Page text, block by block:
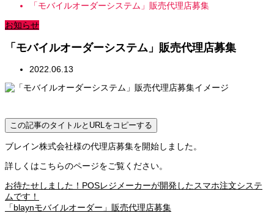
「モバイルオーダーシステム」販売代理店募集
お知らせ
「モバイルオーダーシステム」販売代理店募集
2022.06.13
この記事のタイトルとURLをコピーする
ブレイン株式会社様の代理店募集を開始しました。
詳しくはこちらのページをご覧ください。
お待たせしました！POSレジメーカーが開発したスマホ注文システ
ムです！
「blaynモバイルオーダー」販売代理店募集